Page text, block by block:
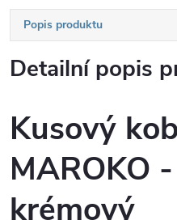
Popis produktu
Detailní popis
Kusový
MAROKO
krémový